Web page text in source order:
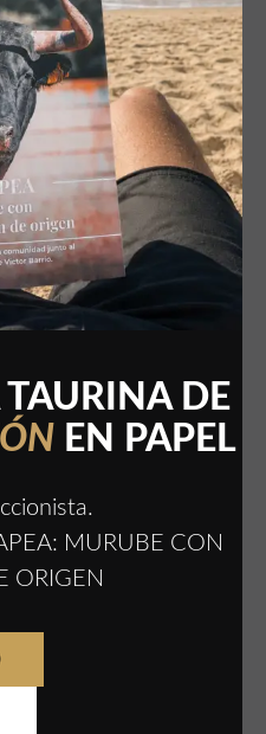
DE
EN PAPEL
MURUBE CON
ORIGEN